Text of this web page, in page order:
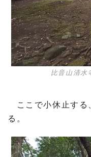
比音山清水
ここで小休止する
る。